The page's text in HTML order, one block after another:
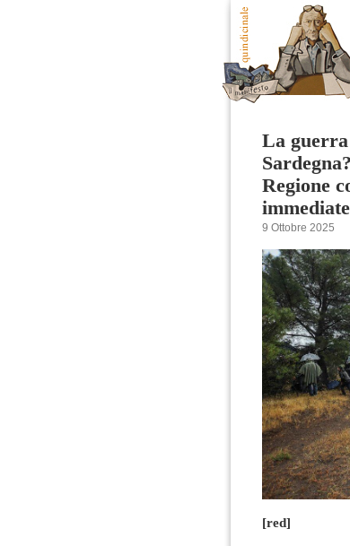
La
Regione
9 Ottobre 2025
[red]